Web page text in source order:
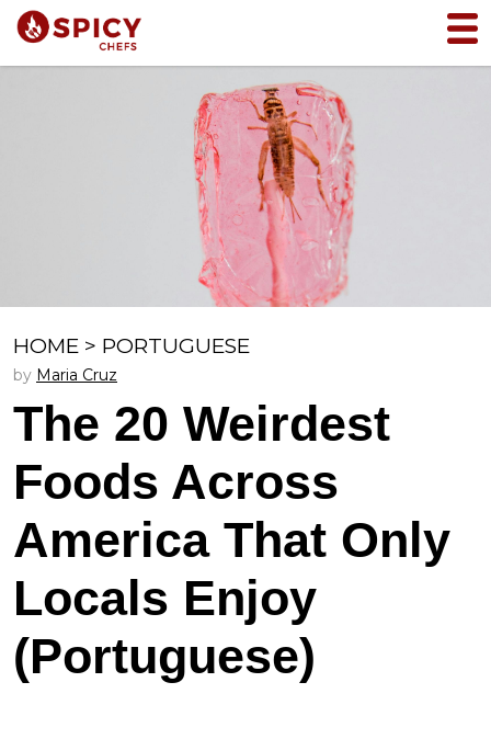
HOME > PORTUGUESE
by Maria Cruz
The 20 Weirdest
Foods Across
America That Only
Locals Enjoy
(Portuguese)